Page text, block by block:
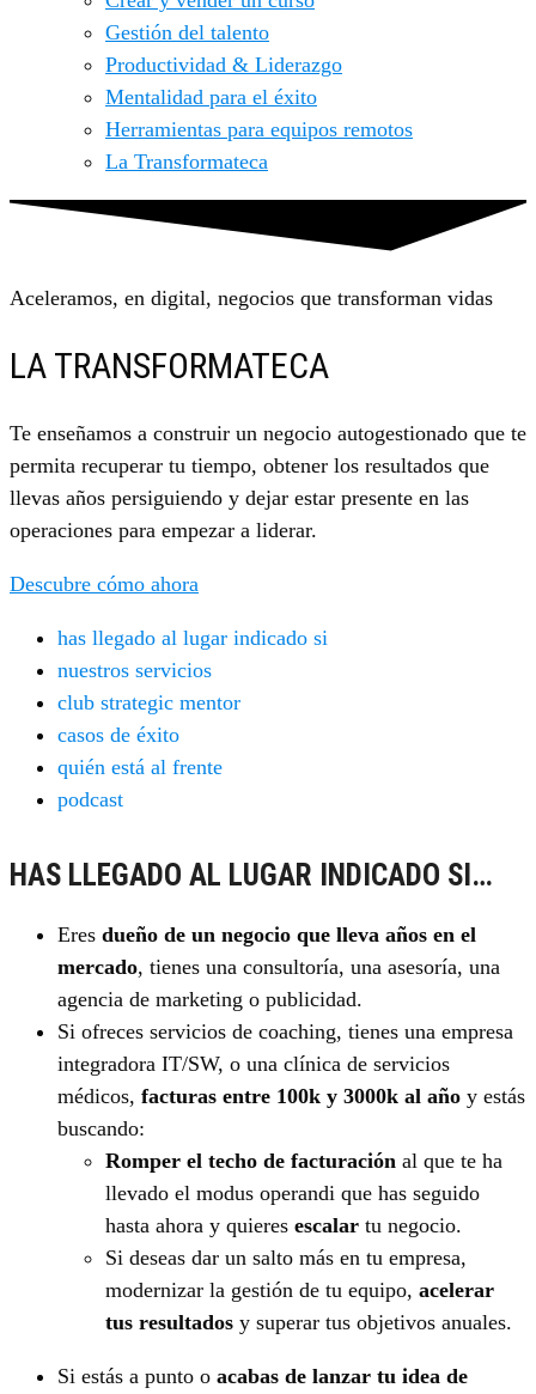
Gestión del talento
Productividad & Liderazgo
Mentalidad para el éxito
Herramientas para equipos remotos
La Transformateca
Aceleramos, en digital, negocios que transforman vidas
LA TRANSFORMATECA
Te enseñamos a construir un negocio autogestionado que te
permita recuperar tu tiempo, obtener los resultados que
llevas años persiguiendo y dejar estar presente en las
operaciones para empezar a liderar.
Descubre cómo ahora
has llegado al lugar indicado si
nuestros servicios
club strategic mentor
casos de éxito
quién está al frente
podcast
HAS LLEGADO AL LUGAR INDICADO SI…
Eres dueño de un negocio que lleva años en el
mercado, tienes una consultoría, una asesoría, una
agencia de marketing o publicidad.
Si ofreces servicios de coaching, tienes una empresa
integradora IT/SW, o una clínica de servicios
médicos, facturas entre 100k y 3000k al año y estás
buscando:
Romper el techo de facturación al que te ha
llevado el modus operandi que has seguido
hasta ahora y quieres escalar tu negocio.
Si deseas dar un salto más en tu empresa,
modernizar la gestión de tu equipo, acelerar
tus resultados y superar tus objetivos anuales.
Si estás a punto o acabas de lanzar tu idea de